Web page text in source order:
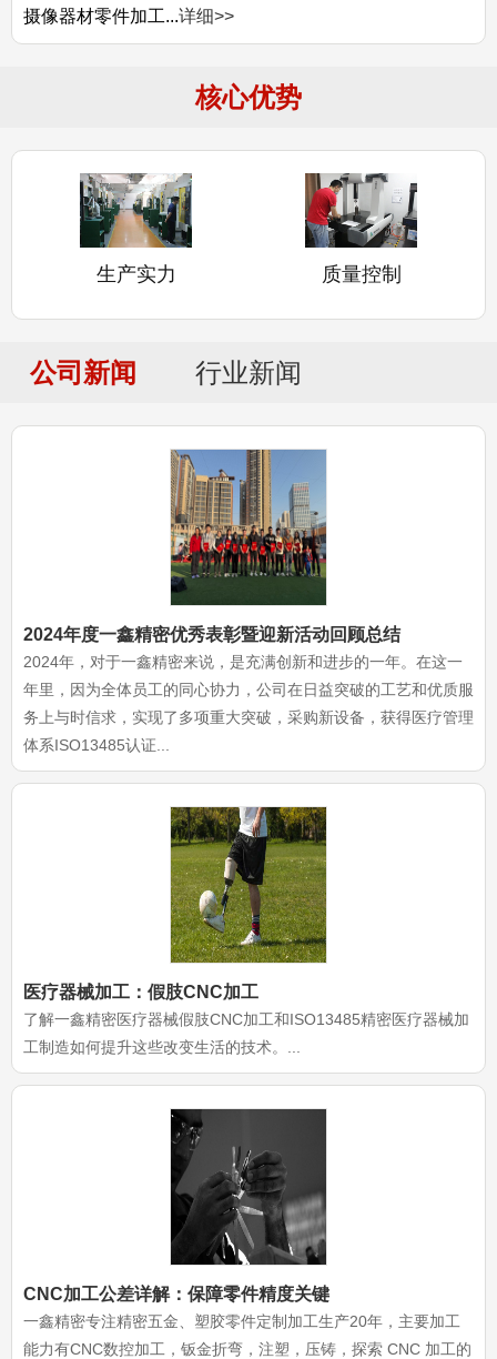
摄像器材零件加工...详细>>
核心优势
生产实力 质量控制
公司新闻 行业新闻
2024年度一鑫精密优秀表彰暨迎新活动回顾总结
2024年，对于一鑫精密来说，是充满创新和进步的一年。在这一
年里，因为全体员工的同心协力，公司在日益突破的工艺和优质服
务上与时信求，实现了多项重大突破，采购新设备，获得医疗管理
体系ISO13485认证...
医疗器械加工：假肢CNC加工
了解一鑫精密医疗器械假肢CNC加工和ISO13485精密医疗器械加
工制造如何提升这些改变生活的技术。...
CNC加工公差详解：保障零件精度关键
一鑫精密专注精密五金、塑胶零件定制加工生产20年，主要加工
能力有CNC数控加工，钣金折弯，注塑，压铸，探索 CNC 加工的